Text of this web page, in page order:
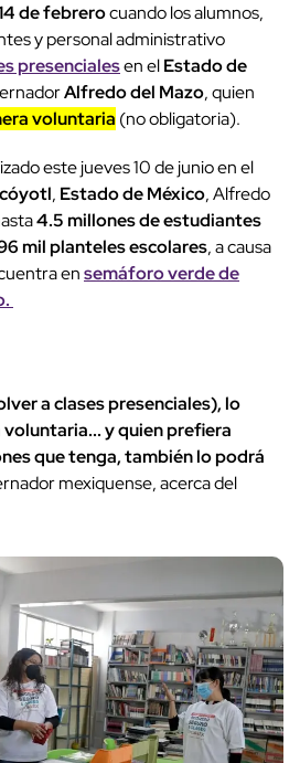
de febrerocuando los alumnos,
y personal administrativo
presencialesen elEstado de
Alfredo del Mazo, quien
voluntaria (no obligatoria).
este jueves 10 de junio en el
, Estado de México, Alfredo
4.5 millones de estudiantes
mil planteles escolares, a causa
ensemáforo verde de
a clases presenciales), lo
y quien prefiera
que tenga, también lo podrá
mexiquense, acerca del